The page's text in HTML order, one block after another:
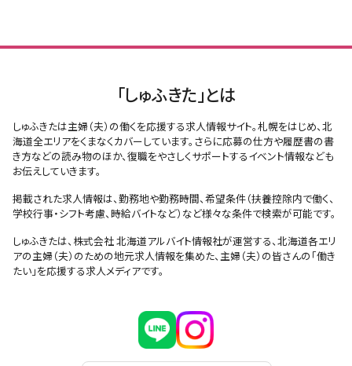
「しゅふきた」とは
しゅふきたは主婦（夫）の働くを応援する求人情報サイト。札幌をはじめ、北
海道全エリアをくまなくカバーしています。さらに応募の仕方や履歴書の書
き方などの読み物のほか、復職をやさしくサポートするイベント情報なども
お伝えしていきます。
掲載された求人情報は、勤務地や勤務時間、希望条件（扶養控除内で働く、
学校行事・シフト考慮、時給バイトなど）など様々な条件で検索が可能です。
しゅふきたは、株式会社 北海道アルバイト情報社が運営する、北海道各エリ
アの主婦（夫）のための地元求人情報を集めた、主婦（夫）の皆さんの「働き
たい」を応援する求人メディアです。